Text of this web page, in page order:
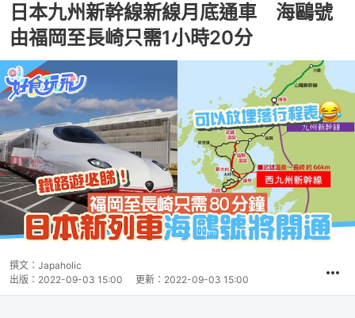
日本九州新幹線新線月底通車 海鷗號
由福岡至長崎只需1小時20分
撰文： Japaholic
出版： 2022-09-03 15:00 更新： 2022-09-03 15:00